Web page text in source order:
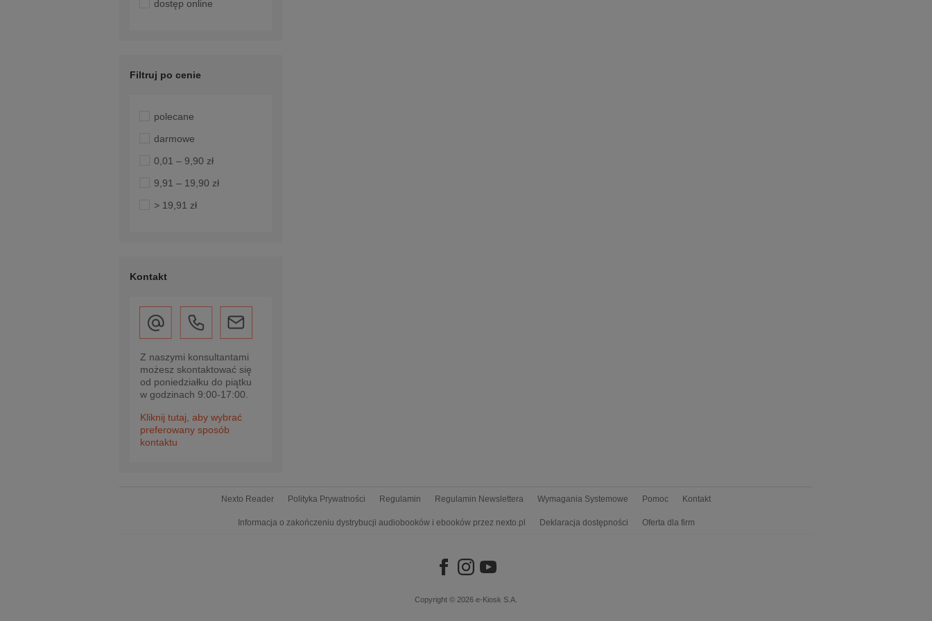
dostęp online
Filtruj po cenie
polecane
darmowe
0,01 – 9,90 zł
9,91 – 19,90 zł
> 19,91 zł
Kontakt
Z naszymi konsultantami
możesz skontaktować się
od poniedziałku do piątku
w godzinach 9:00-17:00.
Kliknij tutaj, aby wybrać
preferowany sposób
kontaktu
Nexto Reader Polityka Prywatności Regulamin Regulamin Newslettera Wymagania Systemowe Pomoc Kontakt
Informacja o zakończeniu dystrybucji audiobooków i ebooków przez nexto.pl Deklaracja dostępności Oferta dla firm
Copyright © 2026 e-Kiosk S.A.